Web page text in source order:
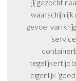
jij gezocht
waarschijnlijk
gevoel van
tegelijkertijd
eigenlijk